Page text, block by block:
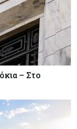
07-08-2026
στο επτάμηνο
07-08-2026
ευρώ από
– Στο